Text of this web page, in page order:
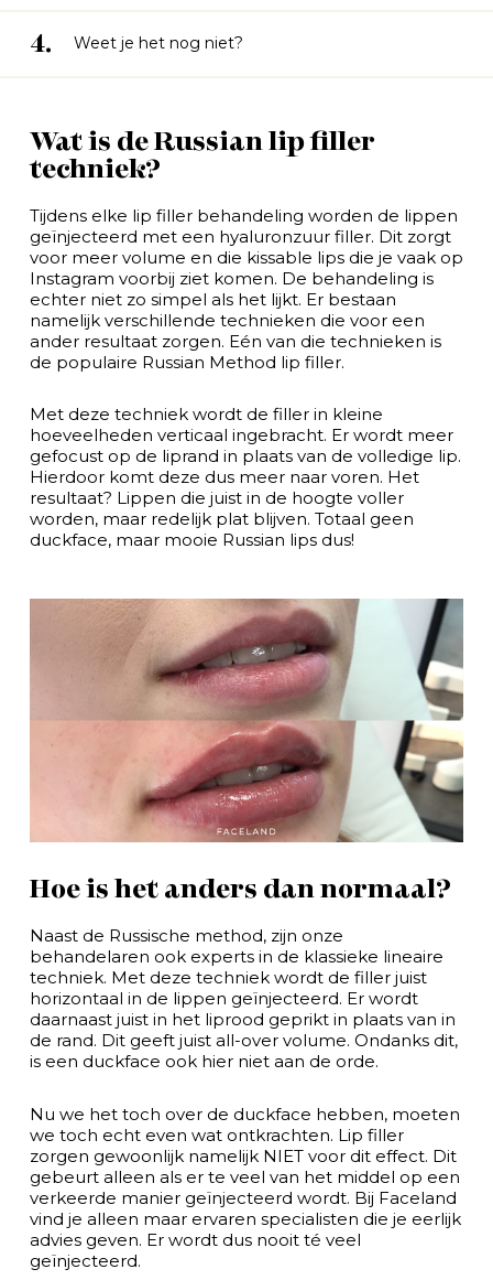
4. Weet je het nog niet?
Wat is de Russian lip filler
techniek?
Tijdens elke lip filler behandeling worden de lippen
geïnjecteerd met een hyaluronzuur filler. Dit zorgt
voor meer volume en die kissable lips die je vaak op
Instagram voorbij ziet komen. De behandeling is
echter niet zo simpel als het lijkt. Er bestaan
namelijk verschillende technieken die voor een
ander resultaat zorgen. Eén van die technieken is
de populaire Russian Method lip filler.
Met deze techniek wordt de filler in kleine
hoeveelheden verticaal ingebracht. Er wordt meer
gefocust op de liprand in plaats van de volledige lip.
Hierdoor komt deze dus meer naar voren. Het
resultaat? Lippen die juist in de hoogte voller
worden, maar redelijk plat blijven. Totaal geen
duckface, maar mooie Russian lips dus!
Hoe is het anders dan normaal?
Naast de Russische method, zijn onze
behandelaren ook experts in de klassieke lineaire
techniek. Met deze techniek wordt de filler juist
horizontaal in de lippen geïnjecteerd. Er wordt
daarnaast juist in het liprood geprikt in plaats van in
de rand. Dit geeft juist all-over volume. Ondanks dit,
is een duckface ook hier niet aan de orde.
Nu we het toch over de duckface hebben, moeten
we toch echt even wat ontkrachten. Lip filler
zorgen gewoonlijk namelijk NIET voor dit effect. Dit
gebeurt alleen als er te veel van het middel op een
verkeerde manier geïnjecteerd wordt. Bij Faceland
vind je alleen maar ervaren specialisten die je eerlijk
advies geven. Er wordt dus nooit té veel
geïnjecteerd.